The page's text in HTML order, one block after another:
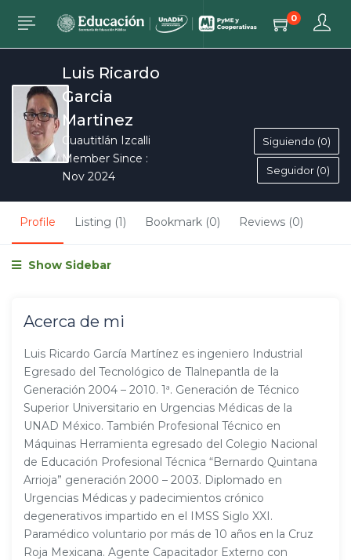
0
Luis Ricardo
Garcia
Martinez
Cuautitlán Izcalli
Member Since :
Nov 2024
Siguiendo (0)
Seguidor (0)
Profile Listing (1) Bookmark (0) Reviews (0)
Show Sidebar
Acerca de mi
Luis Ricardo García Martínez es ingeniero Industrial
Egresado del Tecnológico de Tlalnepantla de la
Generación 2004 – 2010. 1ª. Generación de Técnico
Superior Universitario en Urgencias Médicas de la
UNAD México. También Profesional Técnico en
Máquinas Herramienta egresado del Colegio Nacional
de Educación Profesional Técnica “Bernardo Quintana
Arrioja” generación 2000 – 2003. Diplomado en
Urgencias Médicas y padecimientos crónico
degenerativos impartido en el IMSS Siglo XXI.
Paramédico voluntario por más de 10 años en la Cruz
Roja Mexicana. Agente Capacitador Externo con